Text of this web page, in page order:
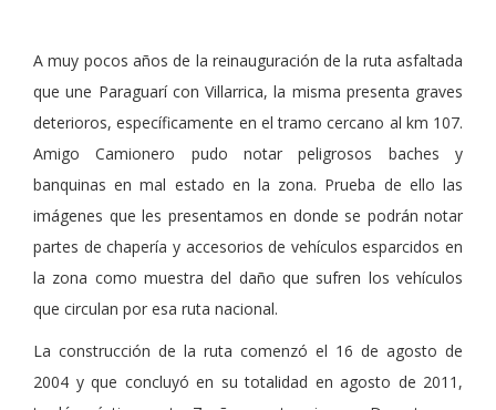
A muy pocos años de la reinauguración de la ruta asfaltada
que une Paraguarí con Villarrica, la misma presenta graves
deterioros, específicamente en el tramo cercano al km 107.
Amigo Camionero pudo notar peligrosos baches y
banquinas en mal estado en la zona. Prueba de ello las
imágenes que les presentamos en donde se podrán notar
partes de chapería y accesorios de vehículos esparcidos en
la zona como muestra del daño que sufren los vehículos
que circulan por esa ruta nacional.
La construcción de la ruta comenzó el 16 de agosto de
2004 y que concluyó en su totalidad en agosto de 2011,